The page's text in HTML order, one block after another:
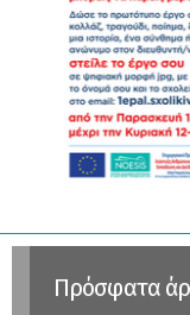
Πρόσφατα